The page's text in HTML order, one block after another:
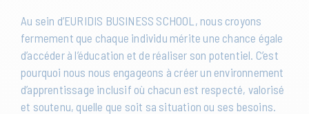
Au sein d’EURIDIS BUSINESS SCHOOL, nous croyons
fermement que chaque individu mérite une chance égale
d’accéder à l’éducation et de réaliser son potentiel. C’est
pourquoi nous nous engageons à créer un environnement
d’apprentissage inclusif où chacun est respecté, valorisé
et soutenu, quelle que soit sa situation ou ses besoins.